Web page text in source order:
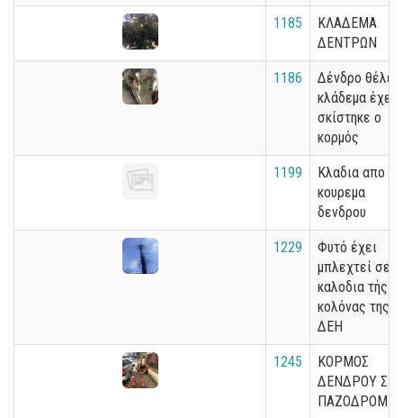
1185
ΚΛΑΔΕΜΑ
ΔΕΝΤΡΩΝ
1186
Δένδρο θέλει
κλάδεμα έχει
σκίστηκε ο
κορμός
1199
Κλαδια απο
κουρεμα
δενδρου
1229
Φυτό έχει
μπλεχτεί σε
καλοδια τής
κολόνας της
ΔΕΗ
1245
ΚΟΡΜΟΣ
ΔΕΝΔΡΟΥ ΣΕ
ΠΑΖΟΔΡΟΜΙΟ